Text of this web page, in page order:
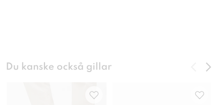
Du kanske också gillar